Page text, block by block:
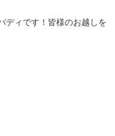
ディです！皆様のお越しを